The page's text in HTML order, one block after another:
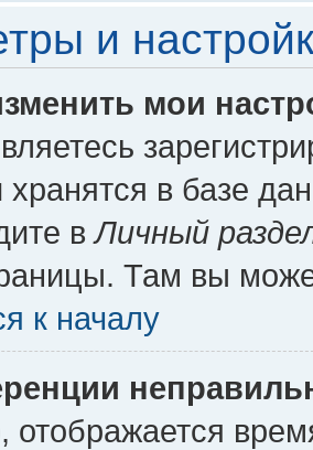
и
мои
хранятся в базе
вЛичный
Там вы
к началу
отображается